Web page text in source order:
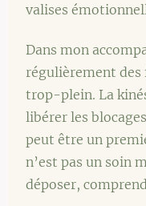
valises
Dans mon
régulièrement des
trop-plein. La
libérer les
peut être un
n’est pas un soin
déposer,